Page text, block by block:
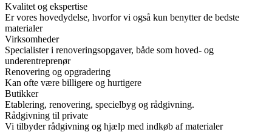
Kvalitet og ekspertise
Er vores hovedydelse, hvorfor vi også kun benytter de bedste
materialer
Virksomheder
Specialister i renoveringsopgaver, både som hoved- og
underentreprenør
Renovering og opgradering
Kan ofte være billigere og hurtigere
Butikker
Etablering, renovering, specielbyg og rådgivning.
Rådgivning til private
Vi tilbyder rådgivning og hjælp med indkøb af materialer